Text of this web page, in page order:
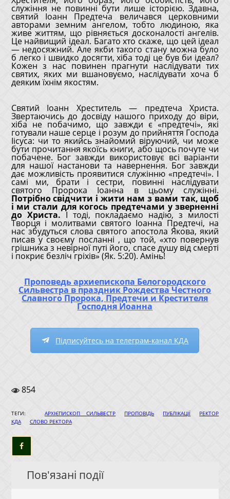
служіння не повинні бути лише історією. Здавна,
святий Іоанн Предтеча величався церковними
авторами земним ангелом, тобто людиною, яка
живе життям, що рівняється досконалості ангелів.
Це найвищий ідеал. Багато хто скаже, що цей ідеал
— недосяжний. Але якби такого стану можна було
б легко і швидко досягти, хіба тоді це був би ідеал?
Кожен з нас повинен прагнути наслідувати тих
святих, яких ми вшановуємо, наслідувати хоча б
деяким їхнім якостям.
Святий Іоанн Хреститель — предтеча Христа.
Звертаючись до досвіду нашого приходу до віри,
хіба не побачимо, що завжди є «предтечі», які
готували наше серце і розум до прийняття Господа
Іісуса: чи то якийсь знайомий віруючий, чи може
бути прочитання якоїсь книги, або щось почуте чи
побачене. Бог завжди використовує всі варіанти
для нашої настанови та навернення. Бог завжди
дає можливість проявитися служінню «предтечі». І
самі ми, брати і сестри, повинні наслідувати
святого Пророка Іоанна в цьому служінні.
Потрібно свідчити і жити нам з вами так, щоб
і ми стали для когось предтечами у зверненні
до Христа.І тоді, покладаємо надію, з милості
Творця і молитвами святого Іоанна Предтечі, на
нас збудуться слова святого апостола Якова, який
писав у своєму посланні , що той, «хто повернув
грішника з невірної путі його, спасе душу від смерті
і покриє безліч гріхів» (Як. 5:20). Амінь!
Проповедь архиепископа Белогородского
Сильвестра в праздник Рождества Честного
Славного Пророка, Предтечи и Крестителя
Господня Иоанна
Підписуйтесь на телеграм-канал КДА
854
ТЕГИ: АРХІЄПИСКОП СИЛЬВЕСТР ПРОПОВІДЬ ПУБЛІКАЦІЇ
РЕКТОР
КДА
СЛОВО РЕКТОРА
Пов'язані події